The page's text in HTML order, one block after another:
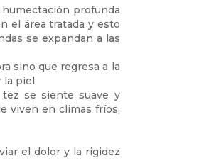
profunda
el área tratada y esto
se expandan a las
sino que regresa a la
la piel
se siente suave y
viven en climas fríos,
el dolor y la rigidez